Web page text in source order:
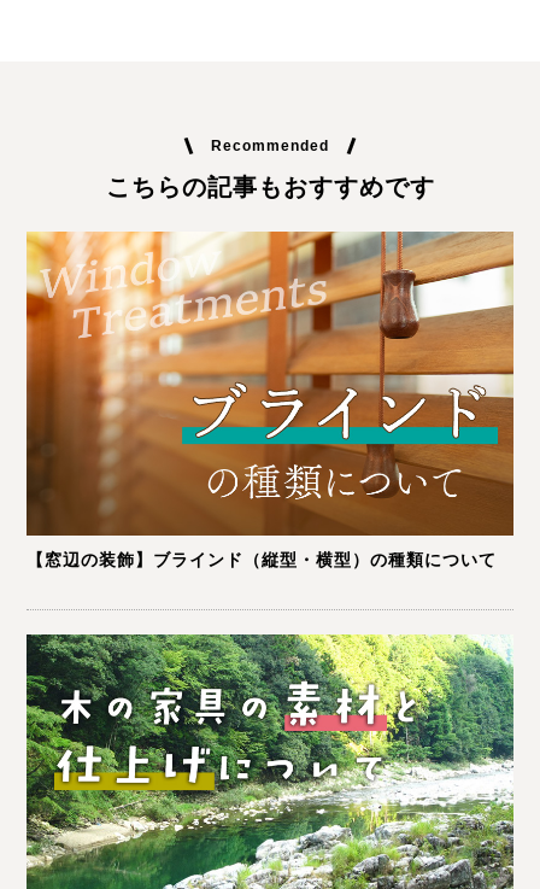
Recommended
こちらの記事もおすすめです
【窓辺の装飾】ブラインド（縦型・横型）の種類について